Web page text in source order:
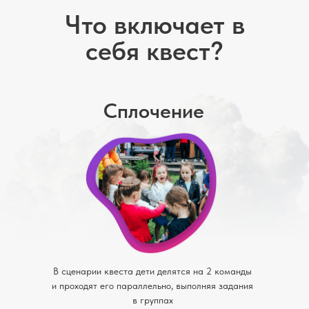
Сплочение
В сценарии квеста дети делятся на 2 команды
и проходят его параллельно, выполняя задания
в группах
Что включает в
себя квест?